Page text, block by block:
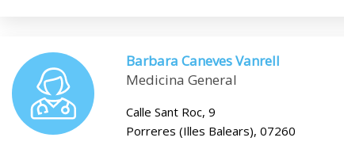
Barbara Caneves Vanrell
Medicina General
Calle Sant Roc, 9
Porreres (Illes Balears), 07260